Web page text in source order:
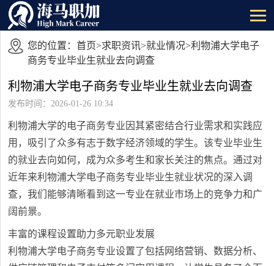
您的位置： 首页>求职资讯>就业情况>利物浦大学电子
商务专业毕业生就业去向调查
利物浦大学电子商务专业毕业生就业去向调查
发布时间：2026-01-26 10:34
利物浦大学的电子商务专业因其紧密结合行业需求和实践应
用，吸引了众多有志于数字经济领域的学生。该专业毕业生
的就业去向如何，成为众多考生和家长关注的焦点。通过对
近年来利物浦大学电子商务专业毕业生就业状况的深入调
查，我们能够清晰看到这一专业在就业市场上的竞争力和广
阔前景。
丰富的课程设置助力多元职业发展
利物浦大学电子商务专业设置了包括网络营销、数据分析、